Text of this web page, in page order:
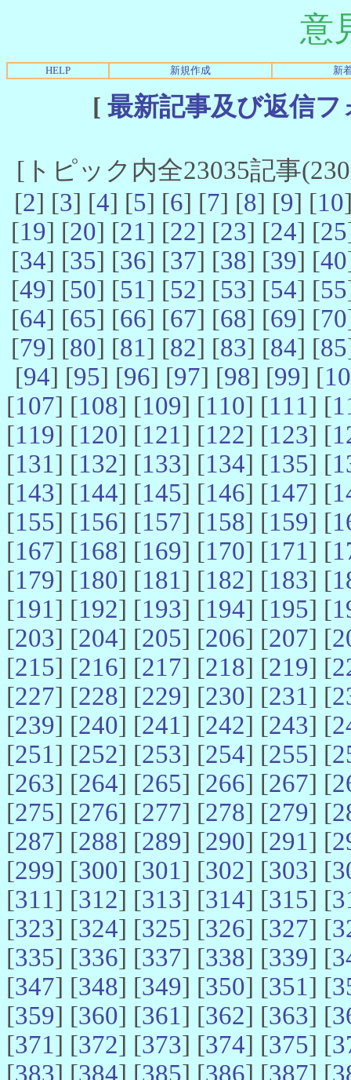
意
HELP 新規作成 新
[ 最新記事及び返信
[トピック内全23035記事
[2] [3] [4] [5] [6] [7] [8] [9] [10
[19] [20] [21] [22] [23] [24] [25
[34] [35] [36] [37] [38] [39] [40
[49] [50] [51] [52] [53] [54] [55
[64] [65] [66] [67] [68] [69] [70
[79] [80] [81] [82] [83] [84] [85
[94] [95] [96] [97] [98] [99] [
[107] [108] [109] [110] [111] [
[119] [120] [121] [122] [123] [
[131] [132] [133] [134] [135] [
[143] [144] [145] [146] [147] [
[155] [156] [157] [158] [159] [
[167] [168] [169] [170] [171] [
[179] [180] [181] [182] [183] [
[191] [192] [193] [194] [195] [
[203] [204] [205] [206] [207] [
[215] [216] [217] [218] [219] [
[227] [228] [229] [230] [231] [
[239] [240] [241] [242] [243] [
[251] [252] [253] [254] [255] [
[263] [264] [265] [266] [267] [
[275] [276] [277] [278] [279] [
[287] [288] [289] [290] [291] [
[299] [300] [301] [302] [303] [
[311] [312] [313] [314] [315] [
[323] [324] [325] [326] [327] [
[335] [336] [337] [338] [339] [
[347] [348] [349] [350] [351] [
[359] [360] [361] [362] [363] [
[371] [372] [373] [374] [375] [
[383] [384] [385] [386] [387] [